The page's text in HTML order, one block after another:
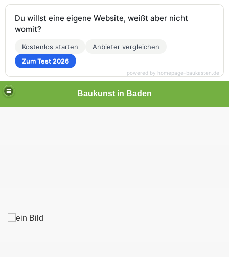
Baukunst in Baden
Du willst eine eigene Website, weißt aber nicht
womit?
Kostenlos starten
Anbieter vergleichen
Zum Test 2026
powered by homepage-baukasten.de